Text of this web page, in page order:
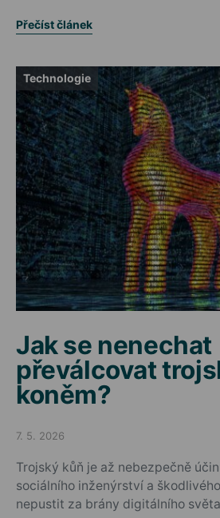
Přečíst článek
Technologie
Jak se nenechat
převálcovat
koněm?
Posted on
7. 5. 2026
Trojský kůň je až nebezpečně
sociálního inženýrství a
nepustit za brány digitálního